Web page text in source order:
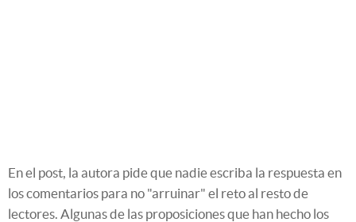
En el post, la autora pide que nadie escriba la respuesta en
los comentarios para no "arruinar" el reto al resto de
lectores. Algunas de las proposiciones que han hecho los